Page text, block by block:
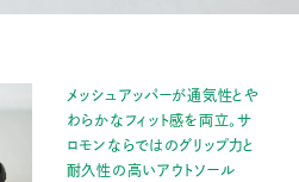
メッシュアッパーが通気性とや
わらかなフィット感を両立。サ
ロモンならではのグリップ力と
耐久性の高いアウトソール